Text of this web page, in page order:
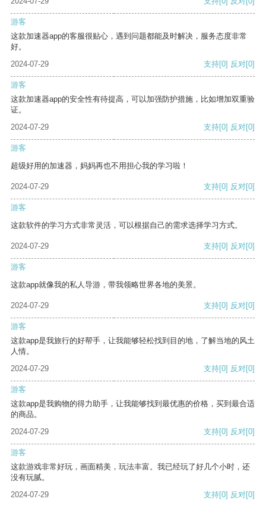
游客
这款加速器app的客服很贴心，遇到问题都能及时解决，服务态度非常
好。
2024-07-29
支持[0] 反对[0]
游客
这款加速器app的安全性有待提高，可以加强防护措施，比如增加双重验
证。
2024-07-29
支持[0] 反对[0]
游客
超级好用的加速器，妈妈再也不用担心我的学习啦！
2024-07-29 支持[0] 反对[0]
游客
这款软件的学习方式非常灵活，可以根据自己的需求选择学习方式。
2024-07-29 支持[0] 反对[0]
游客
这款app就像我的私人导游，带我领略世界各地的美景。
2024-07-29 支持[0] 反对[0]
游客
这款app是我旅行的好帮手，让我能够轻松找到目的地，了解当地的风土
人情。
2024-07-29
支持[0] 反对[0]
游客
这款app是我购物的得力助手，让我能够找到最优惠的价格，买到最合适
的商品。
2024-07-29
支持[0] 反对[0]
游客
这款游戏非常好玩，画面精美，玩法丰富。我已经玩了好几个小时，还
没有玩腻。
2024-07-29
支持[0] 反对[0]